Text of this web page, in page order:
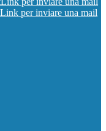
Link per inviare una mail